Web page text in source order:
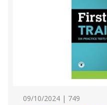
09/10/2024 | 749